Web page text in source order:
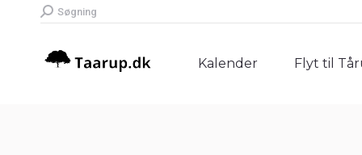
Search:
Søgning
Kalender Flyt til
Kalender Flyt til